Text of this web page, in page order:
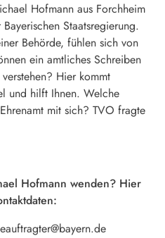
Hofmann aus Forchheim
Staatsregierung.
Behörde, fühlen sich von
ein amtliches Schreiben
Hier kommt
und hilft Ihnen. Welche
mit sich? TVO fragte
Hofmann wenden? Hier